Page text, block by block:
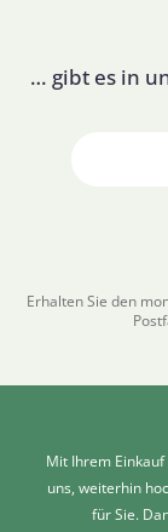
… gibt es in
Erhalten Sie den
Mit Ihrem
uns, weiterhin
für Sie.